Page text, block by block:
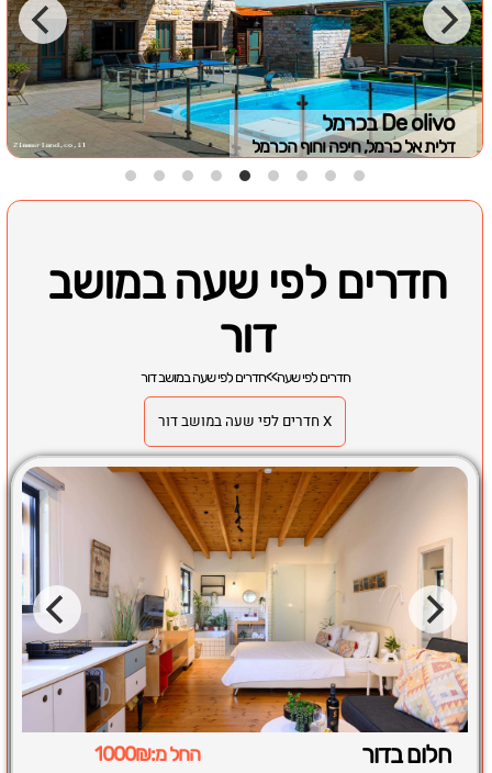
De olivo בכרמל
דלית אל כרמל, חיפה וחוף הכרמל
חדרים לפי שעה במושב
דור
חדרים לפי שעה>>חדרים לפי שעה במושב דור
X חדרים לפי שעה במושב דור
חלום בדור החל מ:1000₪